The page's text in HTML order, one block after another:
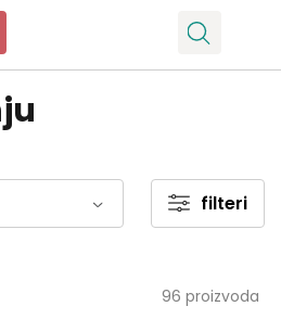
filteri
96 proizvoda